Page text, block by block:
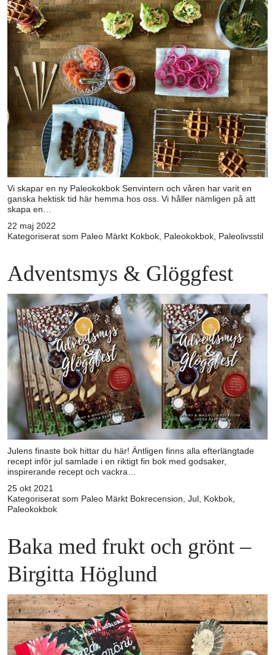
Vi skapar en ny Paleokokbok Senvintern och våren har varit en
ganska hektisk tid här hemma hos oss. Vi håller nämligen på att
skapa en…
22 maj 2022
Kategoriserat som Paleo Märkt Kokbok Paleokokbok Paleolivsstil
Adventsmys & Glöggfest
Julens finaste bok hittar du här! Äntligen finns alla efterlängtade
recept inför jul samlade i en riktigt fin bok med godsaker,
inspirerande recept och vackra…
25 okt 2021
Kategoriserat som Paleo Märkt Bokrecension Jul Kokbok
Paleokokbok
Baka med frukt och grönt –
Birgitta Höglund